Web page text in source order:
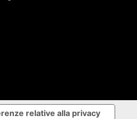
relative alla privacy